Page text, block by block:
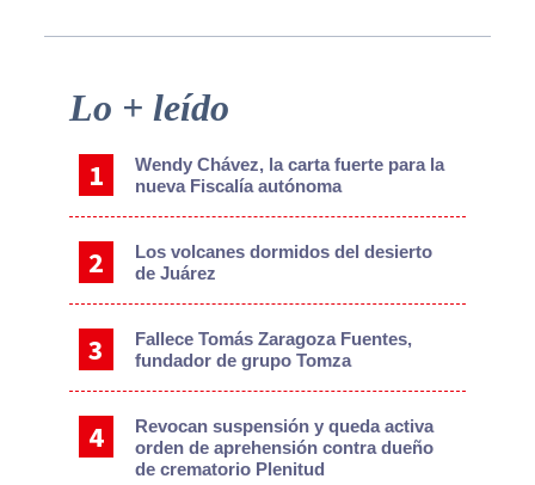
Primary
Lo + leído
Wendy Chávez, la carta fuerte para la
nueva Fiscalía autónoma
Los volcanes dormidos del desierto
de Juárez
Fallece Tomás Zaragoza Fuentes,
fundador de grupo Tomza
Revocan suspensión y queda activa
orden de aprehensión contra dueño
de crematorio Plenitud